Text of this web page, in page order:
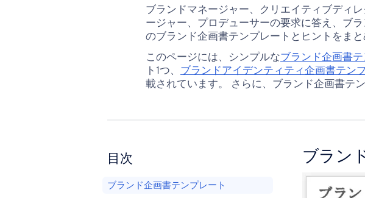
ブランドマネージャー、クリエイティブディ
ージャー、プロデューサーの要求に答え、ブ
のブランド企画書テンプレートとヒントをまと
このページには、シンプルなブランド企画書
ト1つ、 ブランドアイデンティティ企画書テン
載されています。 さらに、ブランド企画書テ
目次
ブランド企画書テンプレート
ブラン